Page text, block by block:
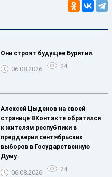
Они строят будущее Бурятии.
06.08.2026 24
Алексей Цыденов на своей
странице ВКонтакте обратился
к жителям республики в
преддверии сентябрьских
выборов в Государственную
Думу.
06.08.2026 24